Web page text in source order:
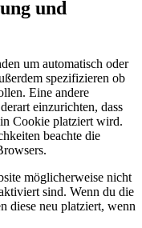
und
um automatisch oder
spezifizieren ob
Eine andere
einzurichten, dass
Cookie platziert wird.
beachte die
möglicherweise nicht
sind. Wenn du die
diese neu platziert, wenn